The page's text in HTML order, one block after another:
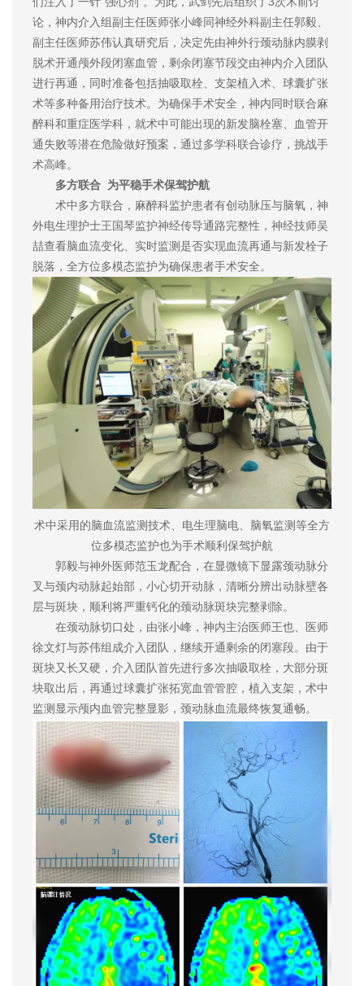
论，神内介入组副主任医师张小峰同神经外科副主任郭毅、
副主任医师苏伟认真研究后，决定先由神外行颈动脉内膜剥
脱术开通颅外段闭塞血管，剩余闭塞节段交由神内介入团队
进行再通，同时准备包括抽吸取栓、支架植入术、球囊扩张
术等多种备用治疗技术。为确保手术安全，神内同时联合麻
醉科和重症医学科，就术中可能出现的新发脑栓塞、血管开
通失败等潜在危险做好预案，通过多学科联合诊疗，挑战手
术高峰。
多方联合 为平稳手术保驾护航
术中多方联合，麻醉科监护患者有创动脉压与脑氧，神
外电生理护士王国琴监护神经传导通路完整性，神经技师吴
喆查看脑血流变化、实时监测是否实现血流再通与新发栓子
脱落，全方位多模态监护为确保患者手术安全。
术中采用的脑血流监测技术、电生理脑电、脑氧监测等全方
位多模态监护也为手术顺利保驾护航
郭毅与神外医师范玉龙配合，在显微镜下显露颈动脉分
叉与颈内动脉起始部，小心切开动脉，清晰分辨出动脉壁各
层与斑块，顺利将严重钙化的颈动脉斑块完整剥除。
在颈动脉切口处，由张小峰，神内主治医师王也、医师
徐文灯与苏伟组成介入团队，继续开通剩余的闭塞段。由于
斑块又长又硬，介入团队首先进行多次抽吸取栓，大部分斑
块取出后，再通过球囊扩张拓宽血管管腔，植入支架，术中
监测显示颅内血管完整显影，颈动脉血流最终恢复通畅。